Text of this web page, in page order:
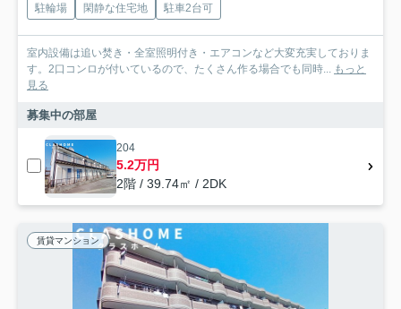
駐輪場 閑静な住宅地 駐車2台可
室内設備は追い焚き・全室照明付き・エアコンなど大変充実しておりま
す。2口コンロが付いているので、たくさん作る場合でも同時...
もっと
見る
募集中の部屋
204
5.2万円
2階 / 39.74㎡ / 2DK
賃貸マンション